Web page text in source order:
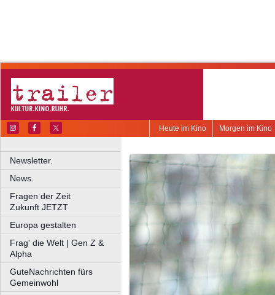
Morgen im Kino
Heute im Kino
Newsletter.
News.
Fragen der Zeit
Zukunft JETZT
Europa gestalten
Frag' die Welt | Gen Z &
Alpha
GuteNachrichten fürs
Gemeinwohl